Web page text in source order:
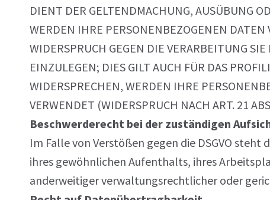
DIENT DER GELTENDMACHUNG, AUSÜBUNG
WERDEN IHRE PERSONENBEZOGENEN
WIDERSPRUCH GEGEN DIE VERARBEITUNG
EINZULEGEN; DIES GILT AUCH FÜR DAS
WIDERSPRECHEN, WERDEN IHRE
VERWENDET (WIDERSPRUCH NACH ART. 21
Beschwerderecht bei der zuständigen
Im Falle von Verstößen gegen die DSGVO
ihres gewöhnlichen Aufenthalts, ihres
anderweitiger verwaltungsrechtlicher oder